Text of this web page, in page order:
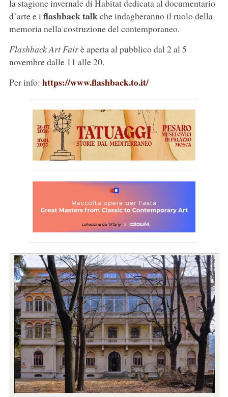
la stagione invernale di Habitat dedicata al documentario
d’arte e i flashback talkche indagheranno il ruolo della
memoria nella costruzione del contemporaneo.
Flashback Art Fairè aperta al pubblico dal 2 al 5
novembre dalle 11 alle 20.
Per info: https://www.flashback.to.it/